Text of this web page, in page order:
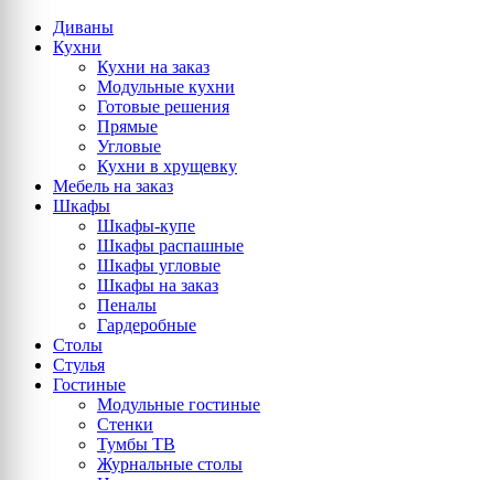
Диваны
Кухни
Кухни на заказ
Модульные кухни
Готовые решения
Прямые
Угловые
Кухни в хрущевку
Мебель на заказ
Шкафы
Шкафы-купе
Шкафы распашные
Шкафы угловые
Шкафы на заказ
Пеналы
Гардеробные
Столы
Стулья
Гостиные
Модульные гостиные
Стенки
Тумбы ТВ
Журнальные столы